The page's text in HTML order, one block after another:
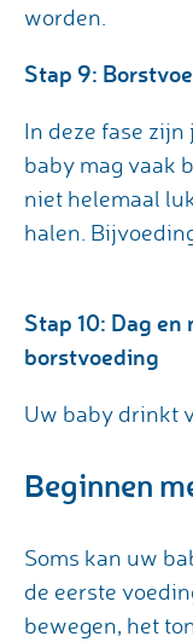
worden.
Stap 9:
In deze fase
baby mag vaak
niet helemaal
halen.
Stap 10: Dag
borstvoeding
Uw baby drinkt
Beginnen
Soms kan uw
de eerste
bewegen, het